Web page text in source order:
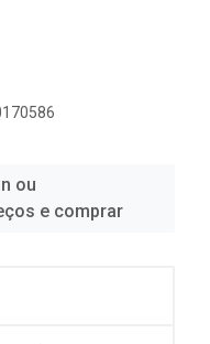
ou
e comprar